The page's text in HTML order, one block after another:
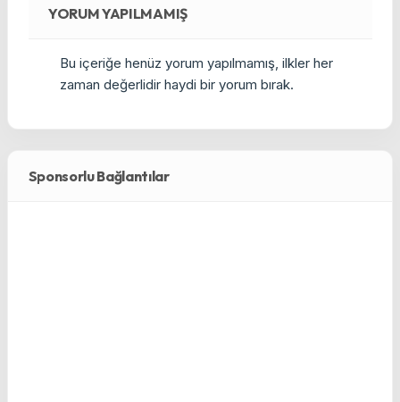
YORUM YAPILMAMIŞ
Bu içeriğe henüz yorum yapılmamış, ilkler her
zaman değerlidir haydi bir yorum bırak.
Sponsorlu Bağlantılar